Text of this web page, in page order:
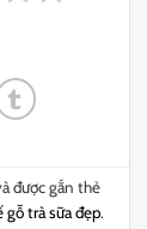
được gắn thẻ
gỗ trà sữa đẹp.